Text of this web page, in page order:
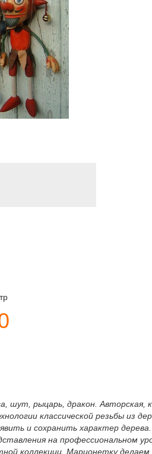
шут, рыцарь, дракон. Авторская,
классической резьбы из
и сохранить характер
на профессиональном
коллекции. Марионетку делаем